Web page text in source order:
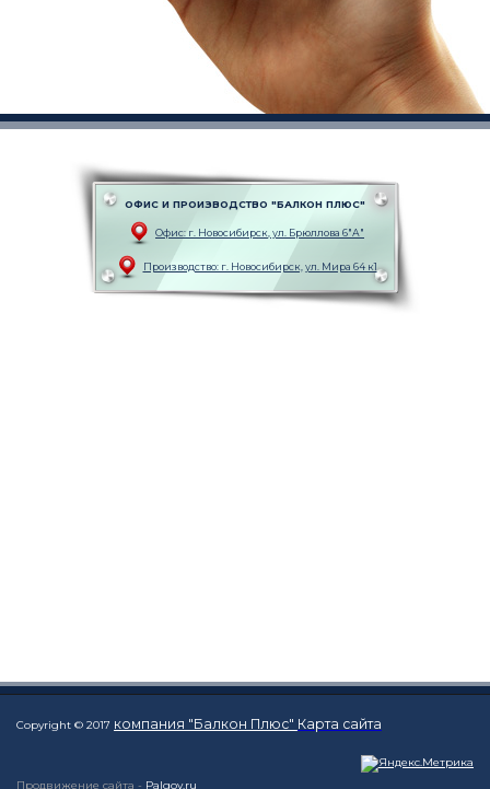
ОФИС И ПРОИЗВОДСТВО "БАЛКОН ПЛЮС"
Офис: г. Новоcибирск, ул. Брюллова 6"А"
Производство: г. Новоcибирск, ул. Мира 64 к1
Copyright © 2017 компания "Балкон Плюс" Карта сайта
Продвижение сайта - Palgov.ru